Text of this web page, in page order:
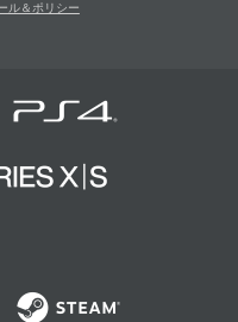
ル＆ポリシー